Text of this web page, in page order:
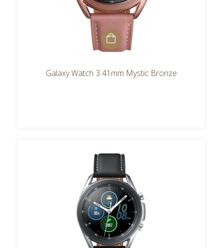
Galaxy Watch 3 41mm Mystic Bronze